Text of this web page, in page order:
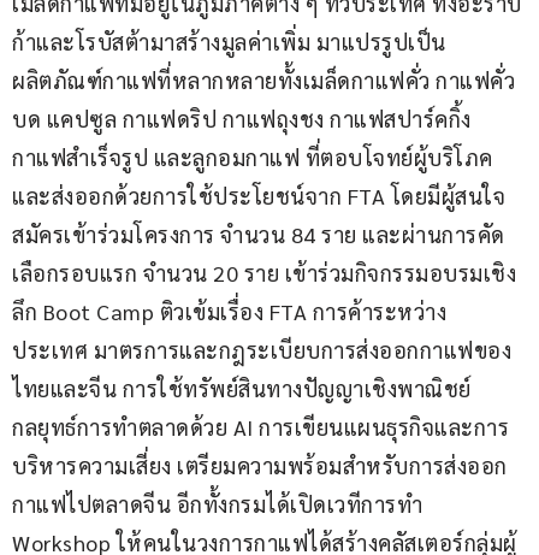
ก้าและโรบัสต้ามาสร้างมูลค่าเพิ่ม มาแปรรูปเป็น
ผลิตภัณฑ์กาแฟที่หลากหลายทั้งเมล็ดกาแฟคั่ว กาแฟคั่ว
บด แคปซูล กาแฟดริป กาแฟถุงชง กาแฟสปาร์คกิ้ง
กาแฟสำเร็จรูป และลูกอมกาแฟ ที่ตอบโจทย์ผู้บริโภค
และส่งออกด้วยการใช้ประโยชน์จาก FTA โดยมีผู้สนใจ
สมัครเข้าร่วมโครงการ จำนวน 84 ราย และผ่านการคัด
เลือกรอบแรก จำนวน 20 ราย เข้าร่วมกิจกรรมอบรมเชิง
ลึก Boot Camp ติวเข้มเรื่อง FTA การค้าระหว่าง
ประเทศ มาตรการและกฎระเบียบการส่งออกกาแฟของ
ไทยและจีน การใช้ทรัพย์สินทางปัญญาเชิงพาณิชย์
กลยุทธ์การทำตลาดด้วย AI การเขียนแผนธุรกิจและการ
บริหารความเสี่ยง เตรียมความพร้อมสำหรับการส่งออก
กาแฟไปตลาดจีน อีกทั้งกรมได้เปิดเวทีการทำ
Workshop ให้คนในวงการกาแฟได้สร้างคลัสเตอร์กลุ่มผู้